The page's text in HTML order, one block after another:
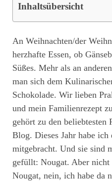
Inhaltsübersicht
An Weihnachten/der
herzhafte Essen, ob
Süßes. Mehr als an
man sich dem
Schokolade. Wir lieben
und mein Familienrezept
gehört zu den beliebtesten
Blog. Dieses Jahr habe ich
mitgebracht. Und sie sind
gefüllt: Nougat. Aber nicht
Nougat, nein, ich habe da